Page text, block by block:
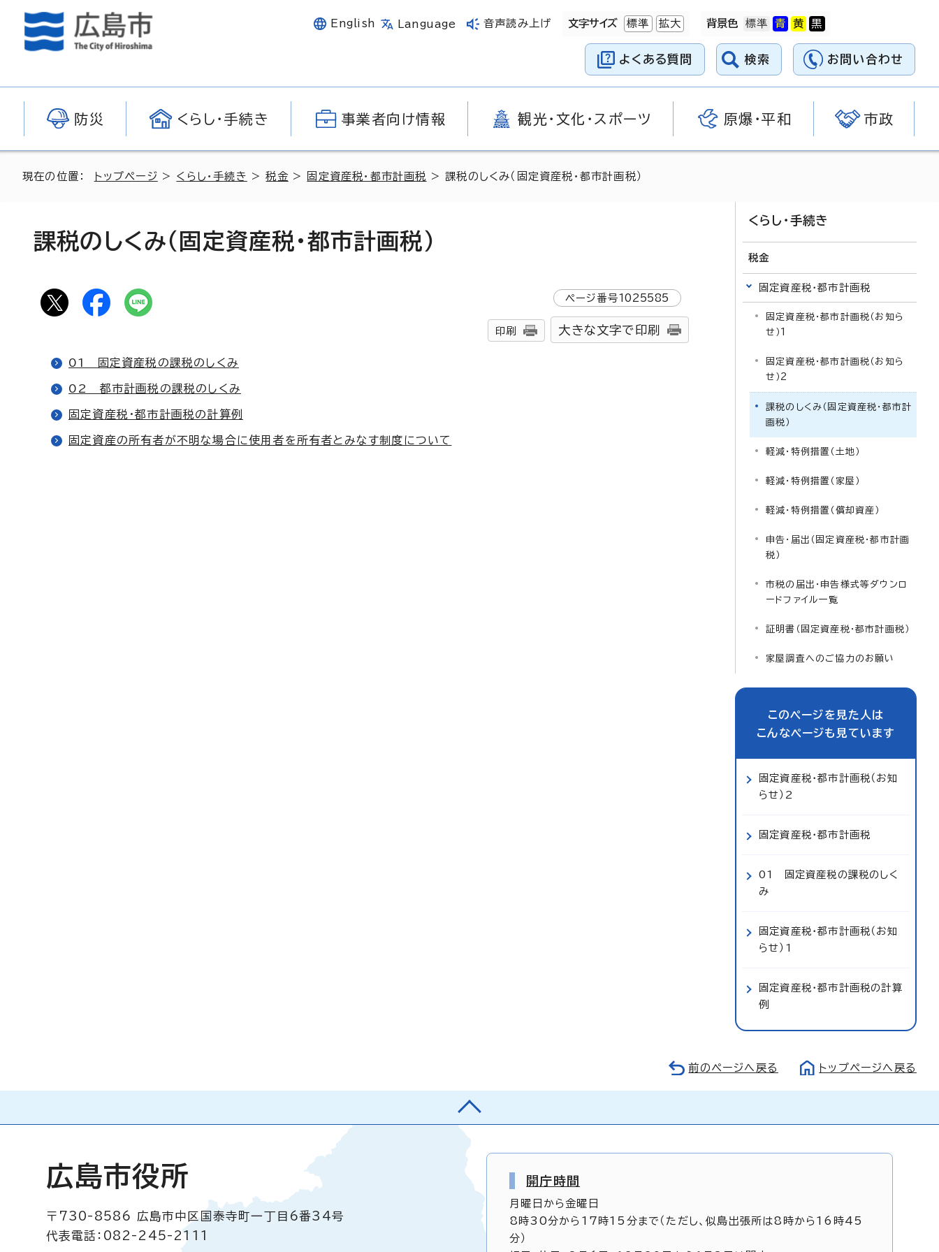
English Language 音声読み上げ 文字サイズ 標準 拡大 背景色
よくある質問 検索 お問い合わせ
防災 くらし・手続き 事業者向け情報 観光・文化・スポーツ 原爆・平和 市政
現在の位置： トップページ > くらし・手続き >税金 > 固定資産税・都市計画税 > 課税のしくみ（固定資産税・都市計画税）
課税のしくみ（固定資産税・都市計画税）
ページ番号1025585
印刷 大きな文字で印刷
01 固定資産税の課税のしくみ
02 都市計画税の課税のしくみ
固定資産税・都市計画税の計算例
固定資産の所有者が不明な場合に使用者を所有者とみなす制度について
くらし・手続き
税金
固定資産税・都市計画税
固定資産税・都市計画税（お知ら
せ）1
固定資産税・都市計画税（お知ら
せ）2
課税のしくみ（固定資産税・都市計
画税）
軽減・特例措置（土地）
軽減・特例措置（家屋）
軽減・特例措置（償却資産）
申告・届出（固定資産税・都市計画
税）
市税の届出・申告様式等ダウンロ
ードファイル一覧
証明書（固定資産税・都市計画税）
家屋調査へのご協力のお願い
このページを見た人は
こんなページも見ています
固定資産税・都市計画税（お知
らせ）2
固定資産税・都市計画税
01 固定資産税の課税のしく
み
固定資産税・都市計画税（お知
らせ）1
固定資産税・都市計画税の計算
例
前のページへ戻る トップページへ戻る
広島市役所
〒730-8586
広島市中区国泰寺町一丁目6番34号
代表電話：082-245-2111
開庁時間
月曜日から金曜日
8時30分から17時15分まで（ただし、似島出張所は8時から16時45
分）